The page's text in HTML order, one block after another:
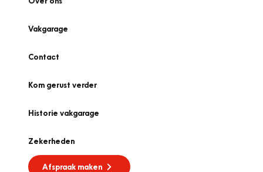
Vakgarage
Contact
Kom gerust verder
Historie vakgarage
Zekerheden
Afspraak maken